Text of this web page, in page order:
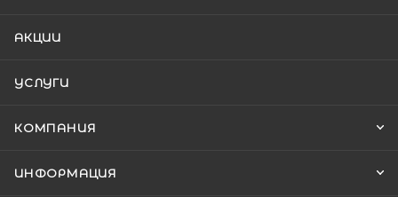
АКЦИИ
УСЛУГИ
КОМПАНИЯ
ИНФОРМАЦИЯ